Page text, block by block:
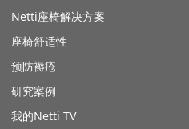
Netti座椅解决方案
座椅舒适性
预防褥疮
研究案例
我的Netti TV